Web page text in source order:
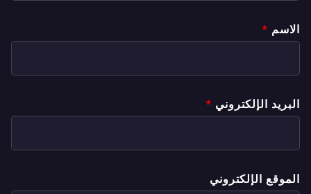
الاسم*
البريد الإلكتروني*
الموقع الإلكتروني